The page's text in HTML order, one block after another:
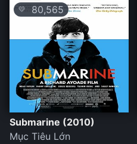
💛 80,565
Submarine (2010)
Mục Tiêu Lớn